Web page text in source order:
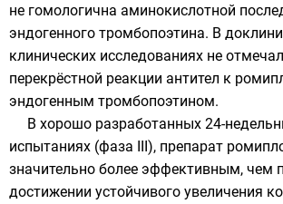
не гомологична аминокислотной
эндогенного тромбопоэтина. В
клинических исследованиях не
перекрёстной реакции антител к
эндогенным тромбопоэтином.
В хорошо разработанных 24-
испытаниях (фаза III), препарат
значительно более эффективным, чем
достижении устойчивого увеличения